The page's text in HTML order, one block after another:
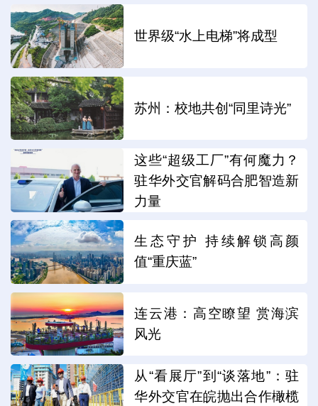
世界级“水上电梯”将成型
苏州：校地共创“同里诗光”
这些“超级工厂”有何魔力？
驻华外交官解码合肥智造新
力量
生态守护 持续解锁高颜
值“重庆蓝”
连云港：高空瞭望 赏海滨
风光
从“看展厅”到“谈落地”：驻
华外交官在皖抛出合作橄榄